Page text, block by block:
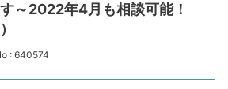
～2022年4月も相談可能！
: 640574